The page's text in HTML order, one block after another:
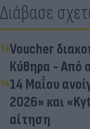
Διάβασε
Voucher
Κύθηρα - Από
14 Μαΐου
2026» και
αίτηση